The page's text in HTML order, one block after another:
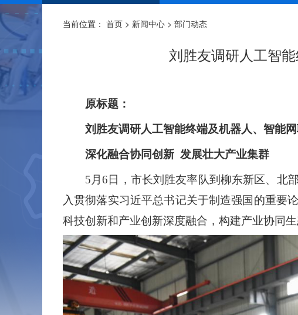
当前位置： 首页 > 新闻中心 > 部门动态
刘胜友调研人工智
原标题：
刘胜友调研人工智能终端及机器人、智能
深化融合协同创新 发展壮大产业集群
5 月6 日，市长刘胜友率队到柳东新区、北
入贯彻落实习近平总书记关于制造强国的重要
科技创新和产业创新深度融合，构建产业协同